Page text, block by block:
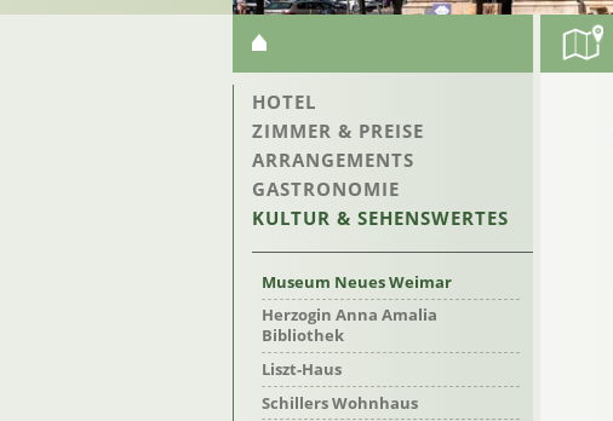
NAVIGATION
ÜBERSPRINGEN
NAVIGATION
ÜBERSPRINGEN
HOTEL
ZIMMER & PREISE
ARRANGEMENTS
GASTRONOMIE
KULTUR & SEHENSWERTES
Museum Neues Weimar
Herzogin Anna Amalia
Bibliothek
Liszt-Haus
Schillers Wohnhaus